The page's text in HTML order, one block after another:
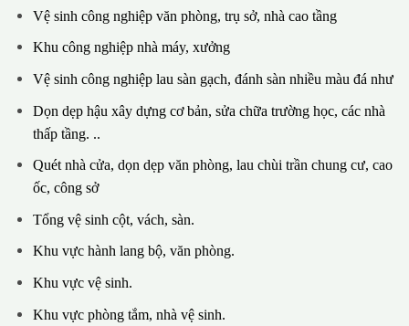
Vệ sinh công nghiệp văn phòng, trụ sở, nhà cao tầng
Khu công nghiệp nhà máy, xưởng
Vệ sinh công nghiệp lau sàn gạch, đánh sàn nhiều màu đá như
Dọn dẹp hậu xây dựng cơ bản, sửa chữa trường học, các nhà
thấp tầng. ..
Quét nhà cửa, dọn dẹp văn phòng, lau chùi trần chung cư, cao
ốc, công sở
Tổng vệ sinh cột, vách, sàn.
Khu vực hành lang bộ, văn phòng.
Khu vực vệ sinh.
Khu vực phòng tắm, nhà vệ sinh.